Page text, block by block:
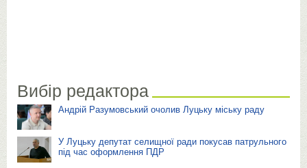
Вибір редактора
Андрій Разумовський очолив Луцьку міську раду
У Луцьку депутат селищної ради покусав патрульного
під час оформлення ПДР